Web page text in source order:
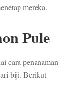
mereka.
Pule
cara penanaman
biji. Berikut